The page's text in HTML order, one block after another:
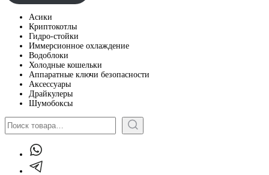
Асики
Криптокотлы
Гидро-стойки
Иммерсионное охлаждение
Водоблоки
Холодные кошельки
Аппаратные ключи безопасности
Аксессуары
Драйкулеры
Шумобоксы
Поиск